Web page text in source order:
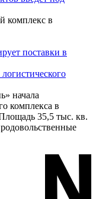
комплекс в
начала
комплекса в
35,5 тыс. кв.